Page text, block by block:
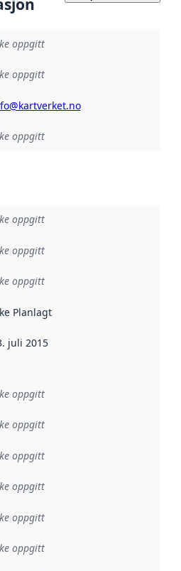
oppgitt
oppgitt
oppgitt
oppgitt
oppgitt
oppgitt
Planlagt
sier når dataene i dette
juli 2015
oppgitt
oppgitt
oppgitt
oppgitt
oppgitt
oppgitt